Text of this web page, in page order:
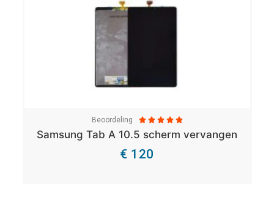
Beoordeling     
Samsung Tab A 10.5 scherm vervangen
€ 120
Bekijk Details